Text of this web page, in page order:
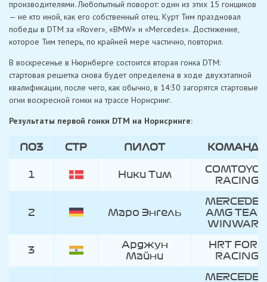
производителями. Любопытный поворот: один из этих 15 гонщиков
— не кто иной, как его собственный отец. Курт Тим праздновал
победы в DTM за «Rover», «BMW» и «Mercedes». Достижение,
которое Тим теперь, по крайней мере частично, повторил.
В воскресенье в Нюрнберге состоится вторая гонка DTM:
стартовая решетка снова будет определена в ходе двухэтапной
квалификации, после чего, как обычно, в 14:30 загорятся стартовые
огни воскресной гонки на трассе Норисринг.
Результаты первой гонки DTM на Норисринге:
ПОЗ СТР ПИЛОТ
КОМАНДА
КОМАНДА
1
Ники Тим
RACING
2 Маро Энгель
AMG
WINWARD
3
Арджун
Майни
HRT FORD
RACING